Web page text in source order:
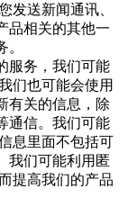
发送新闻通讯、
品相关的其他一
服务，我们可能
们也可能会使用
有关的信息，除
通信。我们可能
息里面不包括可
我们可能利用匿
提高我们的产品